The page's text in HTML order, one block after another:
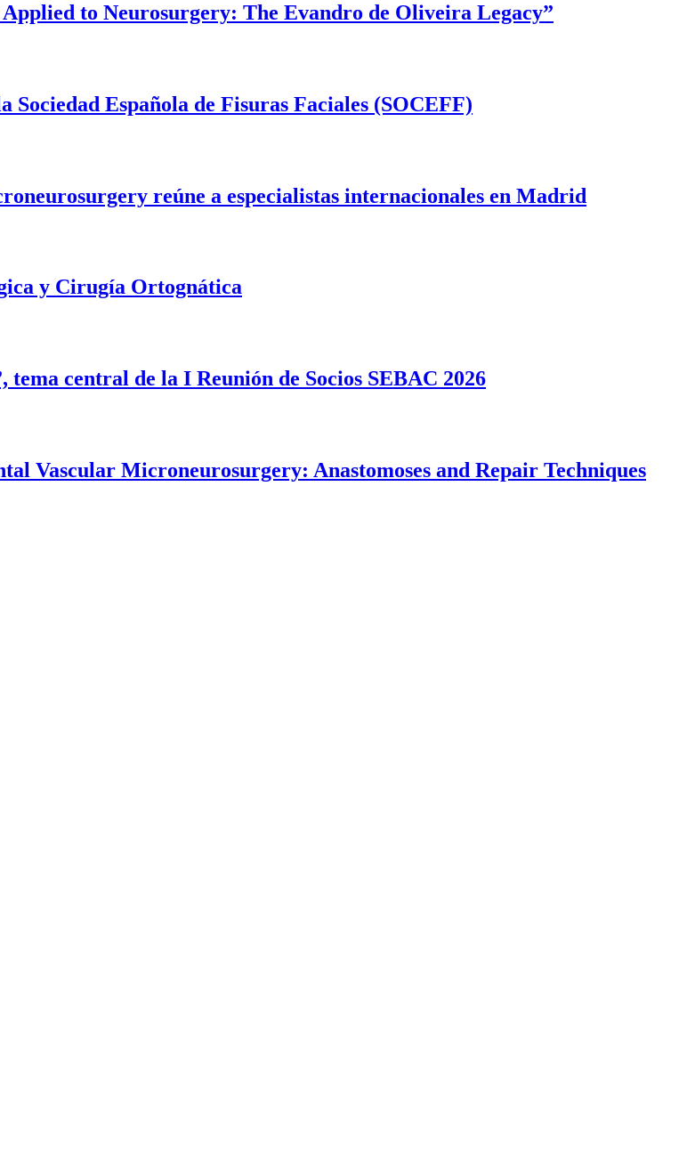
to Neurosurgery: The Evandro de Oliveira Legacy”
Española de Fisuras Faciales (SOCEFF)
reúne a especialistas internacionales en Madrid
y Cirugía Ortognática
tema central de la I Reunión de Socios SEBAC 2026
Vascular Microneurosurgery: Anastomoses and Repair Techniques